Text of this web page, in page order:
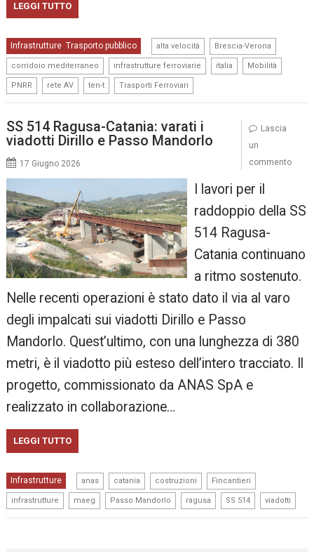
LEGGI TUTTO
Infrastrutture, Trasporto pubblico alta velocità Brescia-Verona
corridoio mediterraneo infrastrutture ferroviarie italia Mobilità
PNRR rete AV ten-t Trasporti Ferroviari
SS 514 Ragusa-Catania: varati i
viadotti Dirillo e Passo Mandorlo
17 Giugno 2026
I lavori per il
raddoppio della SS
514 Ragusa-
Catania continuano
a ritmo sostenuto.
Nelle recenti operazioni è stato dato il via al varo
degli impalcati sui viadotti Dirillo e Passo
Mandorlo. Quest’ultimo, con una lunghezza di 380
metri, è il viadotto più esteso dell’intero tracciato. Il
progetto, commissionato da ANAS SpA e
realizzato in collaborazione…
LEGGI TUTTO
Infrastrutture anas catania costruzioni Fincantieri
infrastrutture maeg Passo Mandorlo ragusa SS 514 viadotti
Lascia
un
commento